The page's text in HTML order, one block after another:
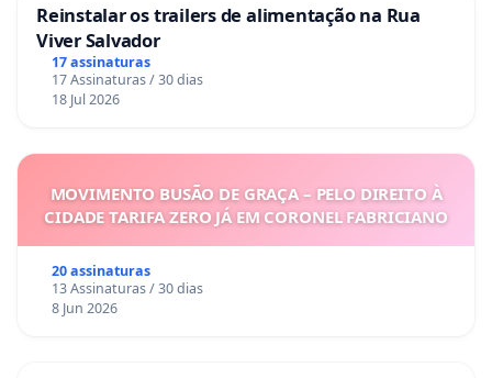
Reinstalar os trailers de alimentação na Rua
Viver Salvador
17 assinaturas
17 Assinaturas / 30 dias
18 Jul 2026
MOVIMENTO BUSÃO DE GRAÇA – PELO DIREITO À
CIDADE TARIFA ZERO JÁ EM CORONEL FABRICIANO
20 assinaturas
13 Assinaturas / 30 dias
8 Jun 2026